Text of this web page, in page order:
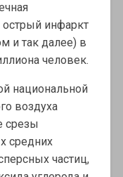
острый инфаркт
и так далее) в
человек.
национальной
воздуха
срезы
средних
частиц,